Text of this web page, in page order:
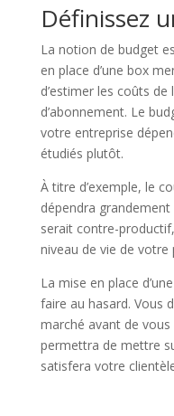
Définissez
La notion de budget
en place d’une box
d’estimer les coûts
d’abonnement. Le
votre entreprise
étudiés plutôt.
À titre d’exemple, le
dépendra
serait contre-
niveau de vie de votre
La mise en place
faire au hasard. Vous
marché avant de
permettra de mettre
satisfera votre